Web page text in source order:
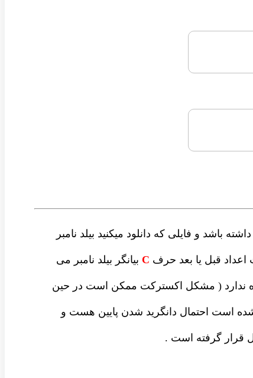
باشد و فایلی که دانلود میکنید بیلد نامبر
قبل یا بعد حرف C بیانگر بیلد نامبر می
ندارد ( مشکل اکسترکت ممکن است در حین
است احتمال دانگرید شدن پایین هست و
گرفته است .